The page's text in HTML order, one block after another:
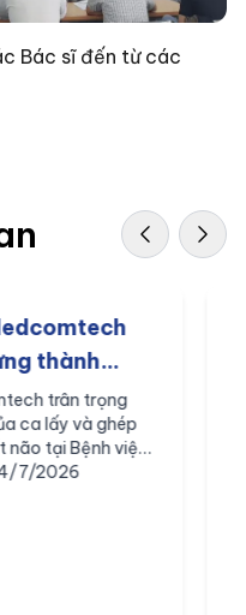
Bác sĩ đến từ các
thành
đa tạng
tại Bệnh
ngày
trân trọng
ca lấy và ghép
não tại Bệnh viện
7/2026